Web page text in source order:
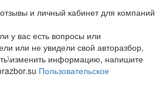
и личный кабинет для компаний
у вас есть вопросы или
или не увидели свой авторазбор,
информацию, напишите
Пользовательское